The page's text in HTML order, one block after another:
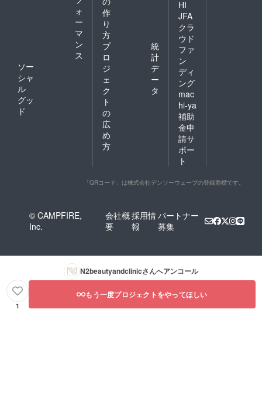
ォ
ー
マ
ン
ス
ソー
シャ
ル
グッ
ド
作
り
方
プ
ロ
ジ
ェ
ク
ト
の
広
め
方
統
計
デ
ー
タ
HI
JFA
クラ
ウド
ファ
ン
ディ
ング
mac
hi-ya
補助
金申
請サ
ポー
ト
「QRコード」は株式会社デンソーウェーブの登録商標です。
© CAMPFIRE,
Inc.
会社概
要
採用情
報
パートナー
募集
N2beautyandclinicさんへアンコール
1
もう一度プロジェクトをやってほしい